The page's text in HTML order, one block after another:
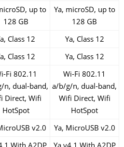
up to
128 GB
Ya, microSD, up to
128 GB
Class 12
Ya, Class 12
Class 12 Ya, Class 12
Fi 802.11
n, dual-band,
Direct, Wifi
HotSpot
Wi-Fi 802.11
a/b/g/n, dual-band,
Wifi Direct, Wifi
HotSpot
v2.0
Ya, MicroUSB v2.0
With A2DP Ya v4.1 With A2DP